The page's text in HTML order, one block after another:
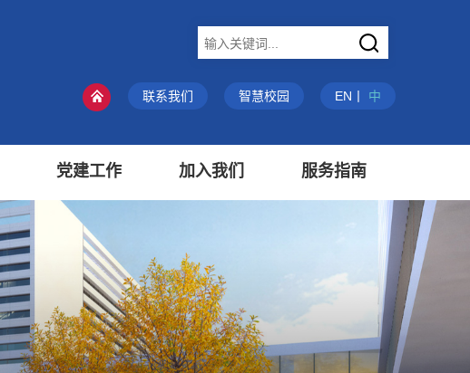
联系我们 智慧校园 EN 中
党建工作 加入我们 服务指南